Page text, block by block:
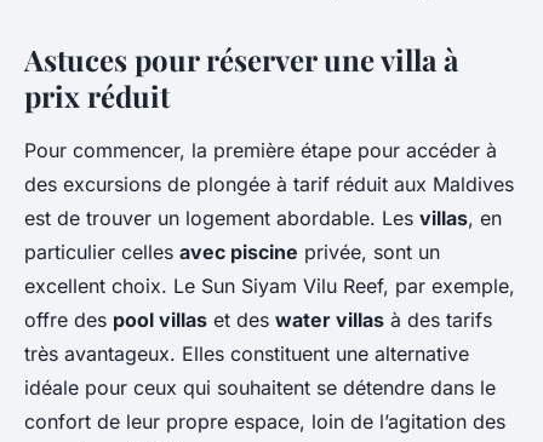
Astuces pour réserver une villa à
prix réduit
Pour commencer, la première étape pour accéder à
des excursions de plongée à tarif réduit aux Maldives
est de trouver un logement abordable. Les villas, en
particulier celles avec piscine privée, sont un
excellent choix. Le Sun Siyam Vilu Reef, par exemple,
offre des pool villas et des water villas à des tarifs
très avantageux. Elles constituent une alternative
idéale pour ceux qui souhaitent se détendre dans le
confort de leur propre espace, loin de l’agitation des